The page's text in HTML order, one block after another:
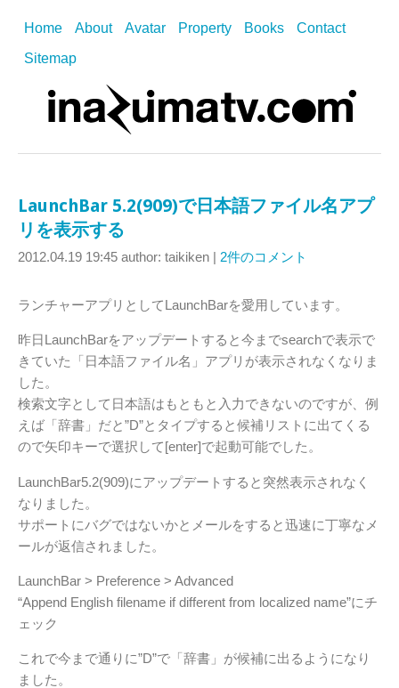
Home About Avatar Property Books
Contact
Sitemap
LaunchBar 5.2(909)で日本語ファイル名アプ
リを表示する
2012.04.19 19:45 author: taikiken | 2件のコメント
ランチャーアプリとしてLaunchBarを愛用しています。
昨日LaunchBarをアップデートすると今までsearchで表示で
きていた「日本語ファイル名」アプリが表示されなくなりま
した。
検索文字として日本語はもともと入力できないのですが、例
えば「辞書」だと”D”とタイプすると候補リストに出てくる
ので矢印キーで選択して[enter]で起動可能でした。
LaunchBar5.2(909)にアップデートすると突然表示されなく
なりました。
サポートにバグではないかとメールをすると迅速に丁寧なメ
ールが返信されました。
LaunchBar > Preference > Advanced
“Append English filename if different from localized name”にチ
ェック
これで今まで通りに”D”で「辞書」が候補に出るようになり
ました。